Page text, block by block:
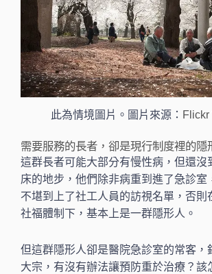
此為情境圖片。圖片來源： Flickr
需要服務的長者，卻是現行制度裡的隱
這群長者可能大部分有慢性病，但還沒
床的地步，他們除非病重到進了急診室
不堪到上了社工人員的訪視名單，否則
社福體制下，基本上是一群隱形人。
但這群隱形人卻是醫院急診室的常客，
大宗，有沒有辦法讓預防重於治療？該